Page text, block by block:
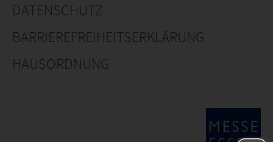
DATENSCHUTZ
BARRIEREFREIHEITSERKLÄRUNG
HAUSORDNUNG